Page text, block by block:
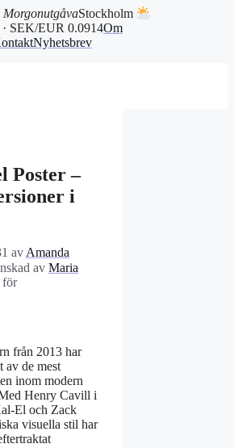
MorgonutgåvaStockholm
SEK/EUR 0.0914Om
Nyhetsbrev
Poster –
i
av Amanda
av Maria
för
från 2013 har
av de mest
inom modern
Henry Cavill i
El och Zack
visuella stil har